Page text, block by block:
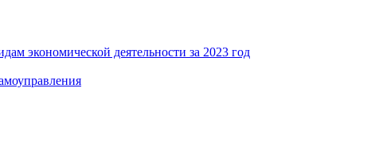
экономической деятельности за 2023 год